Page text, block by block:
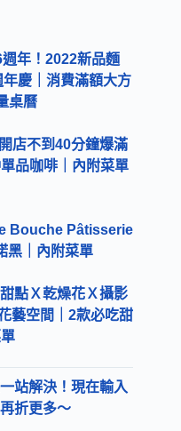
年！2022新品麵
慶｜消費滿額大方
桌曆
店不到40分鐘爆滿
品咖啡｜內附菜單
Bouche Pâtisserie
黑｜內附菜單
點Ｘ乾燥花Ｘ攝影
藝空間｜2款必吃甜
站解決！現在輸入
折更多～